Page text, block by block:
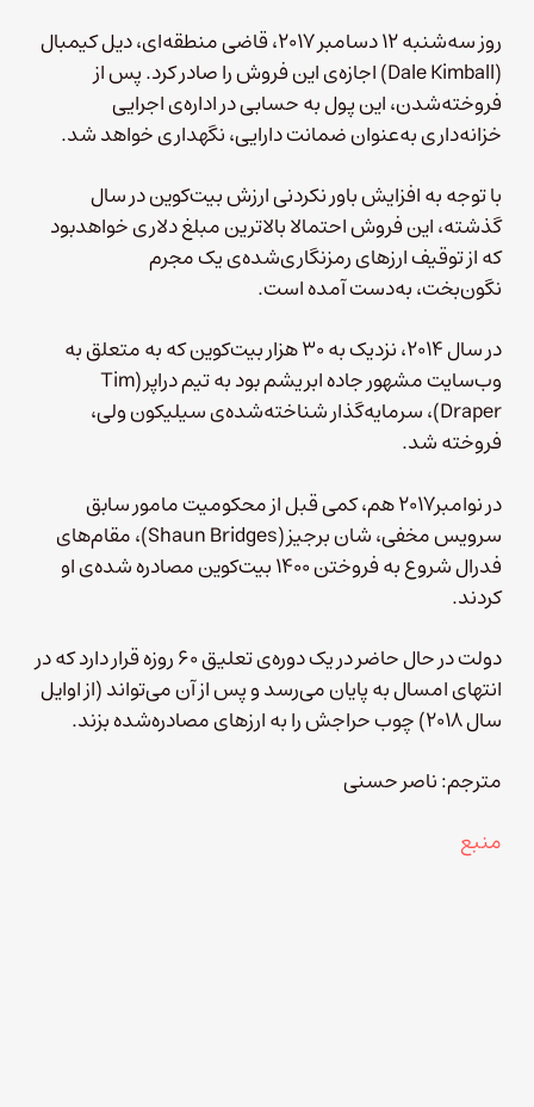
روز سه‌شنبه ۱۲ دسامبر ۲۰۱۷، قاضی منطقه‌ای، دیل کیمبال
(Dale Kimball) اجازه‌ی این فروش را صادر کرد. پس از
فروخته‌شدن، این پول به حسابی در اداره‌ی اجرایی
خزانه‌داری به‌عنوان ضمانت دارایی، نگهداری خواهد شد.
با توجه به افزایش باور نکردنی ارزش بیت‌کوین در سال
گذشته، این فروش احتمالا بالاترین مبلغ دلاری خواهدبود
که از توقیف ارزهای رمزنگاری‌شده‌ی یک مجرم
نگون‌بخت، به‌دست آمده‌ است.
در سال ۲۰۱۴، نزدیک به ۳۰ هزار بیت‌کوین که به متعلق به
وب‌سایت مشهور جاده ابریشم بود به تیم دراپر(Tim
Draper)، سرمایه‌گذار شناخته‌شده‌ی سیلیکون ولی،
فروخته شد.
در نوامبر۲۰۱۷ هم، کمی قبل از محکومیت مامور سابق
سرویس مخفی، شان برجیز(Shaun Bridges)، مقام‌های
فدرال شروع به فروختن ۱۴۰۰ بیت‌کوین مصادره شده‌ی او
کردند.
دولت در حال حاضر در یک دوره‌ی تعلیق ۶۰ روزه قرار دارد که در
انتهای امسال به پایان می‌رسد و پس از آن می‌تواند (از اوایل
سال ۲۰۱۸) چوب حراجش را به ارزهای مصادره‌شده بزند.
مترجم: ناصر حسنی
منبع